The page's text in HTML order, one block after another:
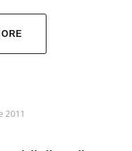
2011